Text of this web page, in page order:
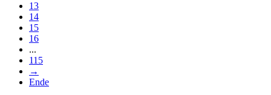
13
14
15
16
...
115
→
Ende